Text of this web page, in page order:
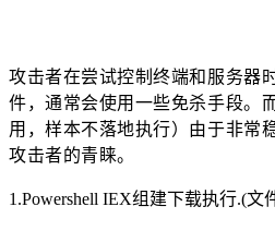
攻击者在尝试控制终端和服务器
件，通常会使用一些免杀手段。
用，样本不落地执行）由于非常
攻击者的青睐。
1.Powershell IEX组建下载执行.(